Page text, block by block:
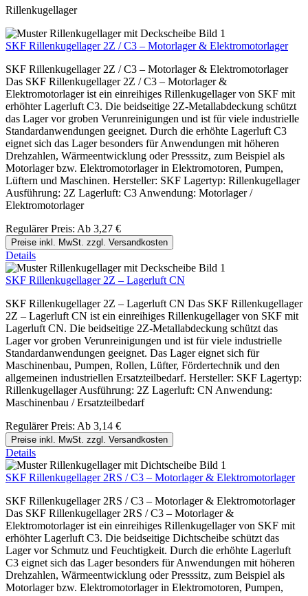
Rillenkugellager
SKF Rillenkugellager 2Z / C3 – Motorlager & Elektromotorlager
SKF Rillenkugellager 2Z / C3 – Motorlager & Elektromotorlager
Das SKF Rillenkugellager 2Z / C3 – Motorlager &
Elektromotorlager ist ein einreihiges Rillenkugellager von SKF mit
erhöhter Lagerluft C3. Die beidseitige 2Z-Metallabdeckung schützt
das Lager vor groben Verunreinigungen und ist für viele industrielle
Standardanwendungen geeignet. Durch die erhöhte Lagerluft C3
eignet sich das Lager besonders für Anwendungen mit höheren
Drehzahlen, Wärmeentwicklung oder Presssitz, zum Beispiel als
Motorlager bzw. Elektromotorlager in Elektromotoren, Pumpen,
Lüftern und Maschinen. Hersteller: SKF Lagertyp: Rillenkugellager
Ausführung: 2Z Lagerluft: C3 Anwendung: Motorlager /
Elektromotorlager
Regulärer Preis: Ab 3,27 €
Preise inkl. MwSt. zzgl. Versandkosten
Details
SKF Rillenkugellager 2Z – Lagerluft CN
SKF Rillenkugellager 2Z – Lagerluft CN Das SKF Rillenkugellager
2Z – Lagerluft CN ist ein einreihiges Rillenkugellager von SKF mit
Lagerluft CN. Die beidseitige 2Z-Metallabdeckung schützt das
Lager vor groben Verunreinigungen und ist für viele industrielle
Standardanwendungen geeignet. Das Lager eignet sich für
Maschinenbau, Pumpen, Rollen, Lüfter, Fördertechnik und den
allgemeinen industriellen Ersatzteilbedarf. Hersteller: SKF Lagertyp:
Rillenkugellager Ausführung: 2Z Lagerluft: CN Anwendung:
Maschinenbau / Ersatzteilbedarf
Regulärer Preis: Ab 3,14 €
Preise inkl. MwSt. zzgl. Versandkosten
Details
SKF Rillenkugellager 2RS / C3 – Motorlager & Elektromotorlager
SKF Rillenkugellager 2RS / C3 – Motorlager & Elektromotorlager
Das SKF Rillenkugellager 2RS / C3 – Motorlager &
Elektromotorlager ist ein einreihiges Rillenkugellager von SKF mit
erhöhter Lagerluft C3. Die beidseitige Dichtscheibe schützt das
Lager vor Schmutz und Feuchtigkeit. Durch die erhöhte Lagerluft
C3 eignet sich das Lager besonders für Anwendungen mit höheren
Drehzahlen, Wärmeentwicklung oder Presssitz, zum Beispiel als
Motorlager bzw. Elektromotorlager in Elektromotoren, Pumpen,